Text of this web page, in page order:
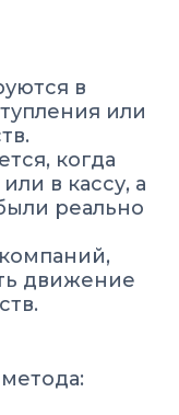
в
или
когда
в кассу, а
реально
движение